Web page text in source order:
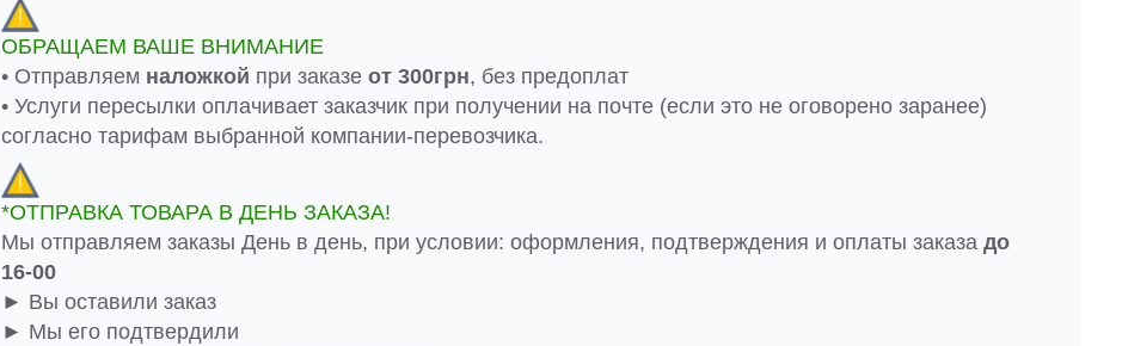
ОБРАЩАЕМ ВАШЕ ВНИМАНИЕ
• Отправляем наложкой при заказе от 300грн, без предоплат
• Услуги пересылки оплачивает заказчик при получении на почте (если это не оговорено заранее)
согласно тарифам выбранной компании-перевозчика.
*ОТПРАВКА ТОВАРА В ДЕНЬ ЗАКАЗА!
Мы отправляем заказы День в день, при условии: оформления, подтверждения и оплаты заказа до
16-00
► Вы оставили заказ
► Мы его подтвердили